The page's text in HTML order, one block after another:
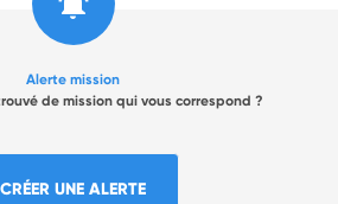
Alerte mission
de mission qui vous correspond ?
CRÉER UNE ALERTE